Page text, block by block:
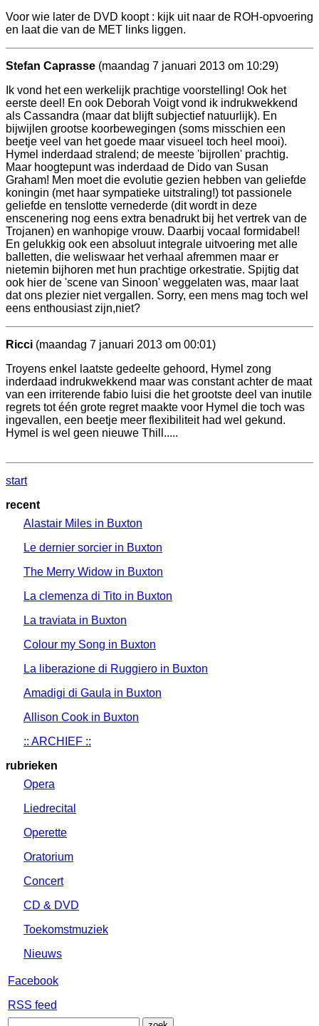
Voor wie later de DVD koopt : kijk uit naar de ROH-opvoering
en laat die van de MET links liggen.
Stefan Caprasse (maandag 7 januari 2013 om 10:29)
Ik vond het een werkelijk prachtige voorstelling! Ook het
eerste deel! En ook Deborah Voigt vond ik indrukwekkend
als Cassandra (maar dat blijft subjectief natuurlijk). En
bijwijlen grootse koorbewegingen (soms misschien een
beetje veel van het goede maar visueel toch heel mooi).
Hymel inderdaad stralend; de meeste 'bijrollen' prachtig.
Maar hoogtepunt was inderdaad de Dido van Susan
Graham! Men moet die evolutie gezien hebben van geliefde
koningin (met haar sympatieke uitstraling!) tot passionele
geliefde en tenslotte vernederde (dit wordt in deze
enscenering nog eens extra benadrukt bij het vertrek van de
Trojanen) en wanhopige vrouw. Daarbij vocaal formidabel!
En gelukkig ook een absoluut integrale uitvoering met alle
balletten, die weliswaar het verhaal afremmen maar er
nietemin bijhoren met hun prachtige orkestratie. Spijtig dat
ook hier de 'scene van Sinoon' weggelaten was, maar laat
dat ons plezier niet vergallen. Sorry, een mens mag toch wel
eens enthousiast zijn,niet?
Ricci (maandag 7 januari 2013 om 00:01)
Troyens enkel laatste gedeelte gehoord, Hymel zong
inderdaad indrukwekkend maar was constant achter de maat
van een irriterende fabio luisi die het grootste deel van inutile
regrets tot één grote regret maakte voor Hymel die toch was
ingevallen, een beetje meer flexibiliteit had wel gekund.
Hymel is wel geen nieuwe Thill.....
start
recent
Alastair Miles in Buxton
Le dernier sorcier in Buxton
The Merry Widow in Buxton
La clemenza di Tito in Buxton
La traviata in Buxton
Colour my Song in Buxton
La liberazione di Ruggiero in Buxton
Amadigi di Gaula in Buxton
Allison Cook in Buxton
:: ARCHIEF ::
rubrieken
Opera
Liedrecital
Operette
Oratorium
Concert
CD & DVD
Toekomstmuziek
Nieuws
Facebook
RSS feed